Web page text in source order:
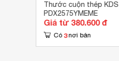
Thước cuộn thép KDS
PDX2575YMEME
Giá từ 380.600 đ
Có 3 nơi bán